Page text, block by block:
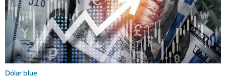
Dólar blue